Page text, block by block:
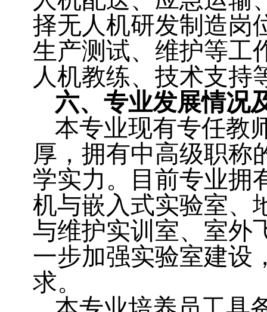
择无人机研发制造岗
生产测试、维护等工
人机教练、技术支持
六、专业发展情况
本专业现有专任教
厚，拥有中高级职称
学实力。目前专业拥
机与嵌入式实验室、
与维护实训室、室外
一步加强实验室建设
求。